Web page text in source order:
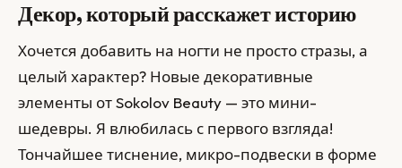
Декор, который расскажет историю
Хочется добавить на ногти не просто стразы, а
целый характер? Новые декоративные
элементы от Sokolov Beauty — это мини-
шедевры. Я влюбилась с первого взгляда!
Тончайшее тиснение, микро-подвески в форме